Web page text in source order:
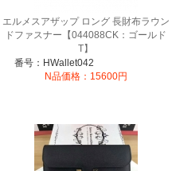
エルメスアザップ ロング 長財布ラウン
ドファスナー【044088CK：ゴールド
T】
番号：HWallet042
N品価格：15600円